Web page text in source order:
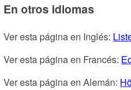
En otros idiomas
Ver esta página en Inglés:
Ver esta página en Francés:
Ver esta página en Alemán: